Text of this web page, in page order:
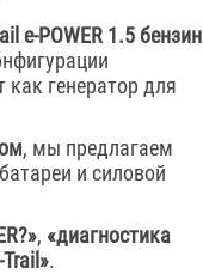
e-POWER 1.5 бензин
генератор для
, мы предлагаем
и силовой
, «диагностика
.